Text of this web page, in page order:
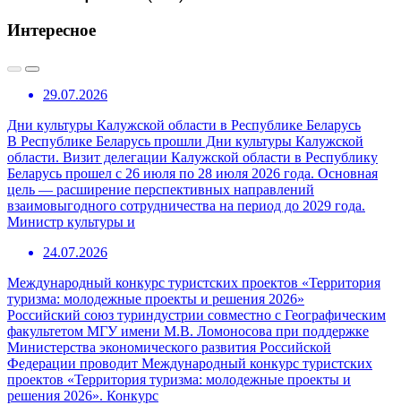
Интересное
29.07.2026
Дни культуры Калужской области в Республике Беларусь
В Республике Беларусь прошли Дни культуры Калужской
области. Визит делегации Калужской области в Республику
Беларусь прошел с 26 июля по 28 июля 2026 года. Основная
цель — расширение перспективных направлений
взаимовыгодного сотрудничества на период до 2029 года.
Министр культуры и
24.07.2026
Международный конкурс туристских проектов «Территория
туризма: молодежные проекты и решения 2026»
Российский союз туриндустрии совместно с Географическим
факультетом МГУ имени М.В. Ломоносова при поддержке
Министерства экономического развития Российской
Федерации проводит Международный конкурс туристских
проектов «Территория туризма: молодежные проекты и
решения 2026». Конкурс